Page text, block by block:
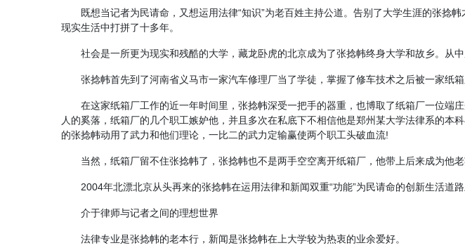
既想当记者为民请命，又想运用法律“知识”为老百姓主持公道。告别了大学生涯的张捻
现实生活中打拼了十多年。
社会是一所更为现实和残酷的大学，藏龙卧虎的北京成为了张捻帏终身大学和故乡。从
张捻帏首先到了河南省义马市一家汽车修理厂当了学徒，掌握了修车技术之后被一家纸
在这家纸箱厂工作的近一年时间里，张捻帏深受一把手的器重，也博取了纸箱厂一位
人的奚落，纸箱厂的几个职工嫉妒他，并且多次在私底下不相信他是郑州某大学法律系的
的张捻帏动用了武力和他们理论，一比二的武力定输赢使两个职工头破血流!
当然，纸箱厂留不住张捻帏了，张捻帏也不是两手空空离开纸箱厂，他带上后来成为他
2004年北漂北京从头再来的张捻帏在运用法律和新闻双重“功能”为民请命的创新生活道路
介于律师与记者之间的理想世界
法律专业是张捻帏的老本行，新闻是张捻帏在上大学较为热衷的业余爱好。